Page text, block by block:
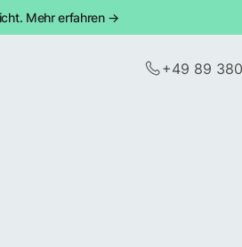
Mehr erfahren →
+49 89